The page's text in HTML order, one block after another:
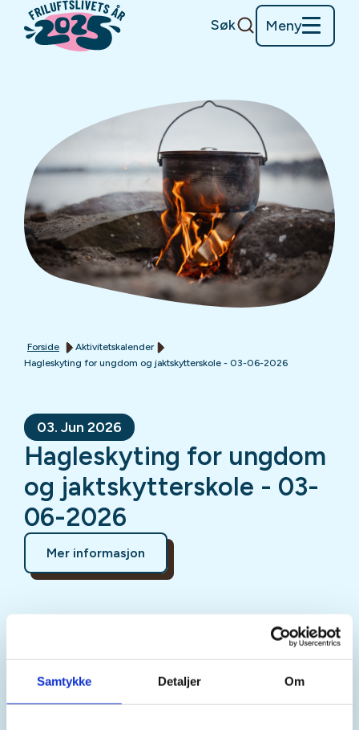
Samtykke Detaljer Om
Søk Meny
Forside
Aktivitetskalender
Hagleskyting for ungdom og jaktskytterskole - 03-06-2026
03. Jun 2026
Hagleskyting for ungdom
og jaktskytterskole - 03-
06-2026
Mer informasjon